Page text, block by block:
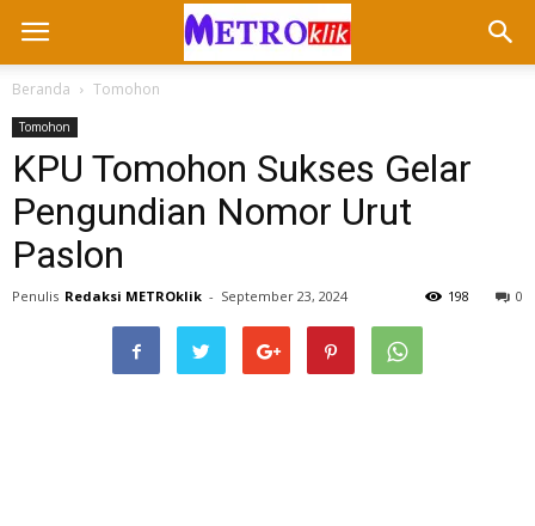
Beranda Tomohon
Tomohon
KPU Tomohon Sukses Gelar
Pengundian Nomor Urut
Paslon
Penulis Redaksi METROklik - September 23, 2024 0
198